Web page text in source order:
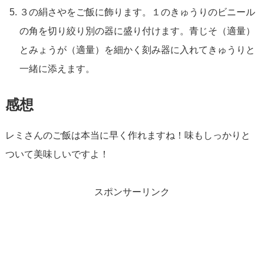
３の絹さやをご飯に飾ります。１のきゅうりのビニール
の角を切り絞り別の器に盛り付けます。青じそ（適量）
とみょうが（適量）を細かく刻み器に入れてきゅうりと
一緒に添えます。
感想
レミさんのご飯は本当に早く作れますね！味もしっかりと
ついて美味しいですよ！
スポンサーリンク